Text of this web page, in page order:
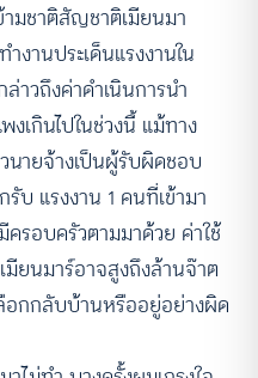
มชาติสัญชาติเมียนมา
งานประเด็นแรงงานใน
าวถึงค่าดำเนินการนำ
เกินไปในช่วงนี้ แม้ทาง
นายจ้างเป็นผู้รับผิดชอบ
บ แรงงาน 1 คนที่เข้ามา
ครอบครัวตามมาด้วย ค่าใช้
มียนมาร์อาจสูงถึงล้านจ๊าต
อกกลับบ้านหรืออยู่อย่างผิด